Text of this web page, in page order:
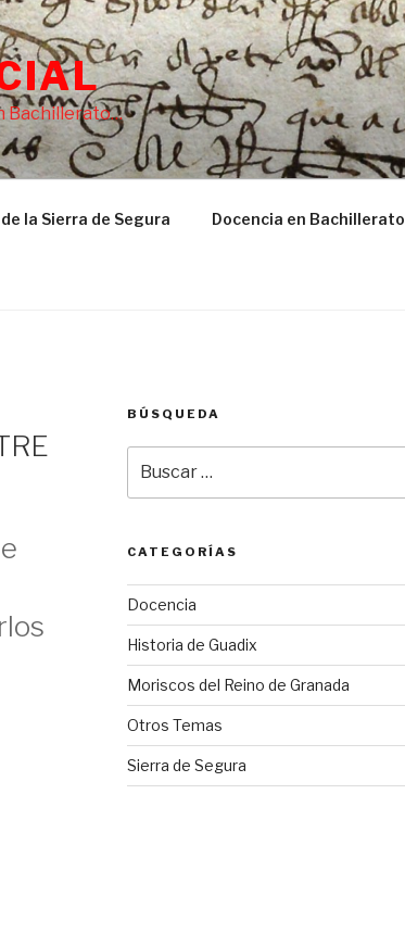
Bachillerato…
la Sierra de Segura Docencia en Bachillerato
BÚSQUEDA
por:
CATEGORÍAS
Docencia
Historia de Guadix
Moriscos del Reino de Granada
Otros Temas
Sierra de Segura